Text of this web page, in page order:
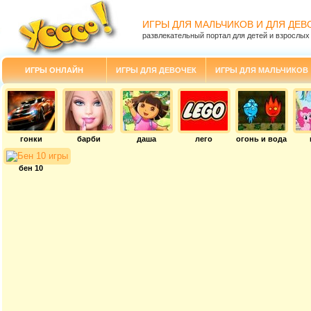
ИГРЫ ДЛЯ МАЛЬЧИКОВ И ДЛЯ
развлекательный портал для детей и взрослых
ИГРЫ ОНЛАЙН ИГРЫ ДЛЯ ДЕВОЧЕК ИГРЫ ДЛЯ МАЛЬЧИКОВ
гонки барби даша лего огонь и вода
бен 10